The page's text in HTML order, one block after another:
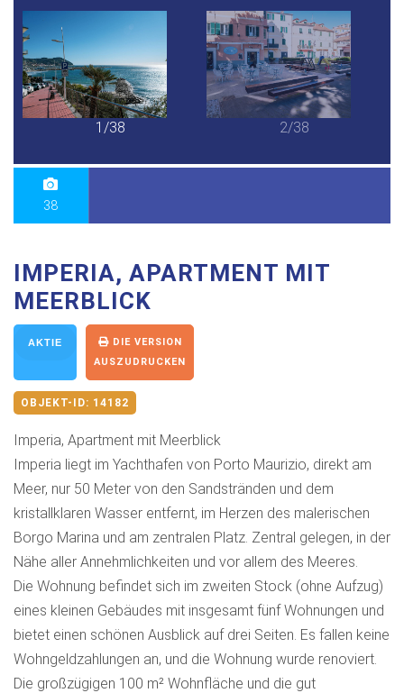
1/38 2/38
38
IMPERIA, APARTMENT MIT
MEERBLICK
AKTIE
DIE VERSION
AUSZUDRUCKEN
OBJEKT-ID: 14182
Imperia, Apartment mit Meerblick
Imperia liegt im Yachthafen von Porto Maurizio, direkt am
Meer, nur 50 Meter von den Sandstränden und dem
kristallklaren Wasser entfernt, im Herzen des malerischen
Borgo Marina und am zentralen Platz. Zentral gelegen, in der
Nähe aller Annehmlichkeiten und vor allem des Meeres.
Die Wohnung befindet sich im zweiten Stock (ohne Aufzug)
eines kleinen Gebäudes mit insgesamt fünf Wohnungen und
bietet einen schönen Ausblick auf drei Seiten. Es fallen keine
Wohngeldzahlungen an, und die Wohnung wurde renoviert.
Die großzügigen 100 m² Wohnfläche und die gut